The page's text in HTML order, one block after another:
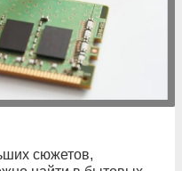
сюжетов,